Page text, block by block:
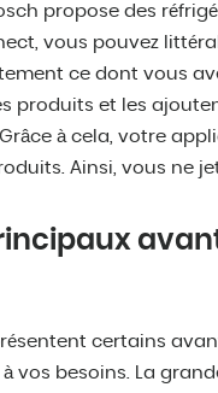
propose des
vous pouvez
ce dont vous
produits et les
à cela, votre
Ainsi, vous ne
certains
vos besoins. La